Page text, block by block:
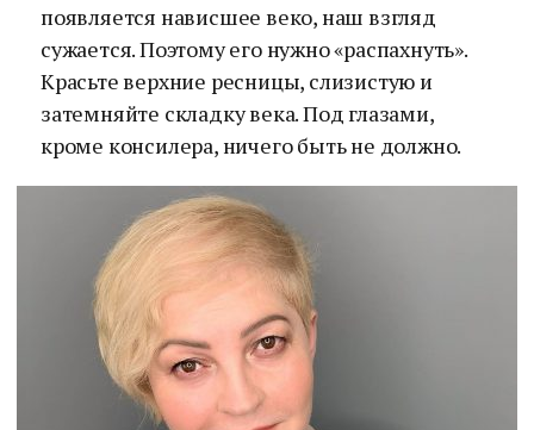
появляется нависшее веко, наш взгляд
сужается. Поэтому его нужно «распахнуть».
Красьте верхние ресницы, слизистую и
затемняйте складку века. Под глазами,
кроме консилера, ничего быть не должно.